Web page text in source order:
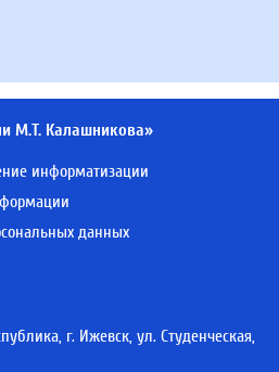
М.Т. Калашникова»
информатизации
данных
г. Ижевск, ул. Студенческая,